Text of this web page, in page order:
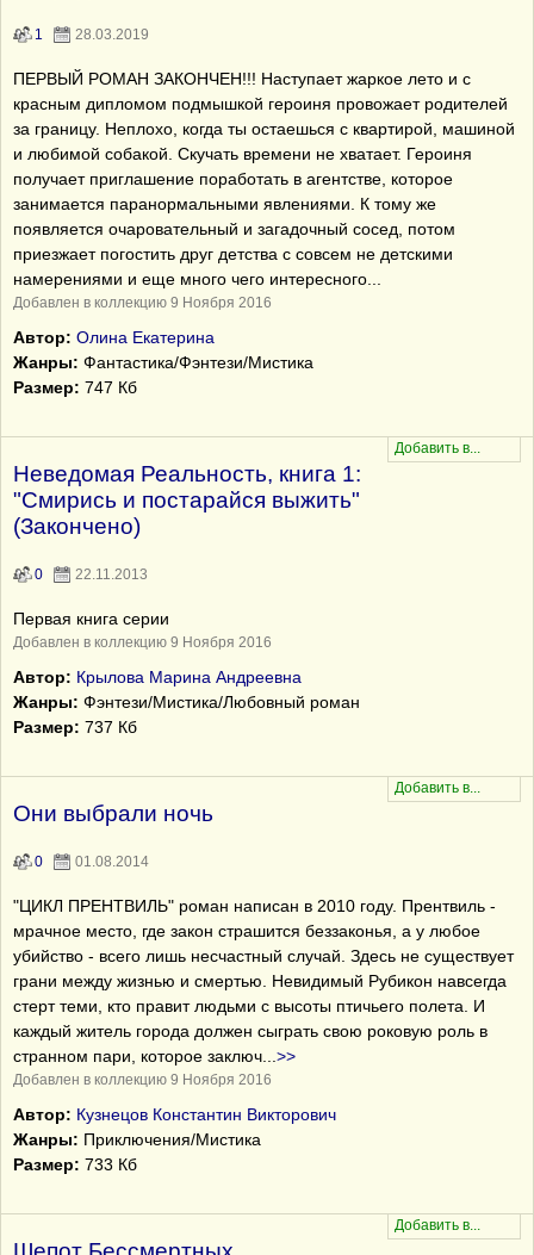
1 28.03.2019
ПЕРВЫЙ РОМАН ЗАКОНЧЕН!!! Наступает жаркое лето и с
красным дипломом подмышкой героиня провожает родителей
за границу. Неплохо, когда ты остаешься с квартирой, машиной
и любимой собакой. Скучать времени не хватает. Героиня
получает приглашение поработать в агентстве, которое
занимается паранормальными явлениями. К тому же
появляется очаровательный и загадочный сосед, потом
приезжает погостить друг детства с совсем не детскими
намерениями и еще много чего интересного...
Добавлен в коллекцию 9 Ноября 2016
Автор: Олина Екатерина
Жанры: Фантастика/Фэнтези/Мистика
Размер: 747 Кб
Неведомая Реальность, книга 1:
"Смирись и постарайся выжить"
(Закончено)
0 22.11.2013
Первая книга серии
Добавлен в коллекцию 9 Ноября 2016
Автор: Крылова Марина Андреевна
Жанры: Фэнтези/Мистика/Любовный роман
Размер: 737 Кб
Они выбрали ночь
0 01.08.2014
"ЦИКЛ ПРЕНТВИЛЬ" роман написан в 2010 году. Прентвиль -
мрачное место, где закон страшится беззаконья, а у любое
убийство - всего лишь несчастный случай. Здесь не существует
грани между жизнью и смертью. Невидимый Рубикон навсегда
стерт теми, кто правит людьми с высоты птичьего полета. И
каждый житель города должен сыграть свою роковую роль в
странном пари, которое заключ
>>
Добавлен в коллекцию 9 Ноября 2016
Автор: Кузнецов Константин Викторович
Жанры: Приключения/Мистика
Размер: 733 Кб